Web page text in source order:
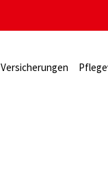
Versicherungen